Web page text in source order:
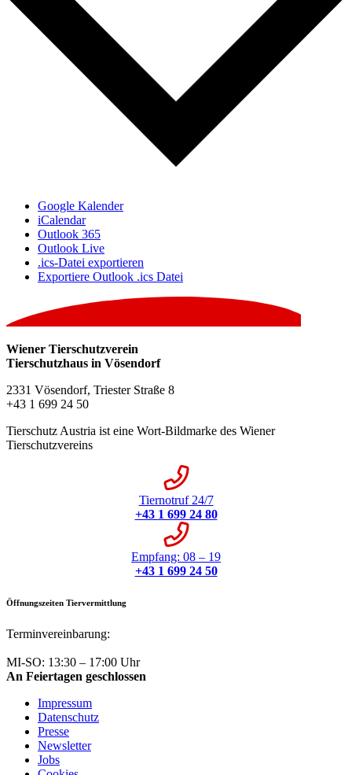
Google Kalender
iCalendar
Outlook 365
Outlook Live
.ics-Datei exportieren
Exportiere Outlook .ics Datei
Wiener Tierschutzverein
Tierschutzhaus in Vösendorf
2331 Vösendorf, Triester Straße 8
+43 1 699 24 50
Tierschutz Austria ist eine Wort-Bildmarke des Wiener
Tierschutzvereins
Tiernotruf 24/7
+43 1 699 24 80
Empfang: 08 – 19
+43 1 699 24 50
Öffnungszeiten Tiervermittlung
Terminvereinbarung:
MI-SO: 13:30 – 17:00 Uhr
An Feiertagen geschlossen
Impressum
Datenschutz
Presse
Newsletter
Jobs